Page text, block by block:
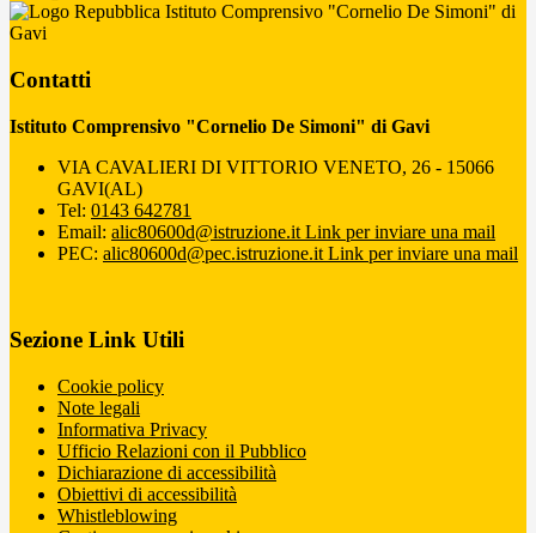
Istituto Comprensivo "Cornelio De Simoni" di
Gavi
Contatti
Istituto Comprensivo "Cornelio De Simoni" di Gavi
VIA CAVALIERI DI VITTORIO VENETO, 26 - 15066
GAVI(AL)
Tel: 0143 642781
Email: alic80600d@istruzione.it Link per inviare una mail
PEC: alic80600d@pec.istruzione.it Link per inviare una mail
Sezione Link Utili
Cookie policy
Note legali
Informativa Privacy
Ufficio Relazioni con il Pubblico
Dichiarazione di accessibilità
Obiettivi di accessibilità
Whistleblowing